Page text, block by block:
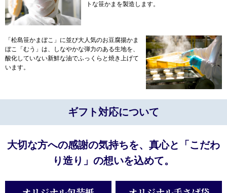
トな笹かまを製造します。
「松島笹かまぼこ」に並び大人気のお豆腐揚かま
ぼこ「むう」は、しなやかな弾力のある生地を、
酸化していない新鮮な油でふっくらと焼き上げて
います。
ギフト対応について
大切な方への感謝の気持ちを、真心と「こだわ
り造り」の想いを込めて。